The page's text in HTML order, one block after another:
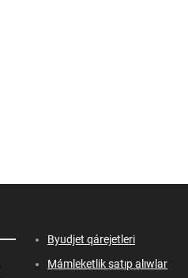
Byudjet qárejetleri
Mámleketlik satıp alıwlar